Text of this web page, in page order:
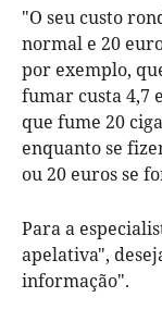
"O seu custo
normal e 20
por exemplo,
fumar custa 4,7
que fume 20
enquanto se
ou 20 euros se
Para a
apelativa",
informação".